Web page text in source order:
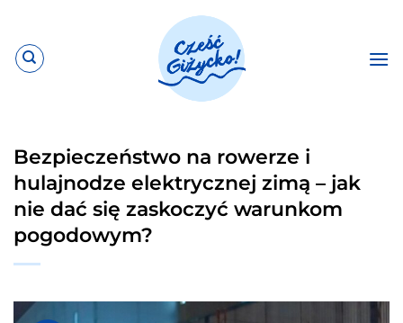
zawartości
Bezpieczeństwo na rowerze i
hulajnodze elektrycznej zimą – jak
nie dać się zaskoczyć warunkom
pogodowym?